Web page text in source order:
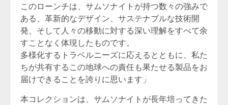
このローンチは、サムソナイトが持つ数々の強みで
ある、革新的なデザイン、サステナブルな技術開
発、そして人々の移動に対する深い理解をすべて余
すことなく体現したものです。
多様化するトラベルニーズに応えるとともに、私た
ちが共有するこの地球への責任も果たせる製品をお
届けできることを誇りに思います」
本コレクションは、サムソナイトが長年培ってきた